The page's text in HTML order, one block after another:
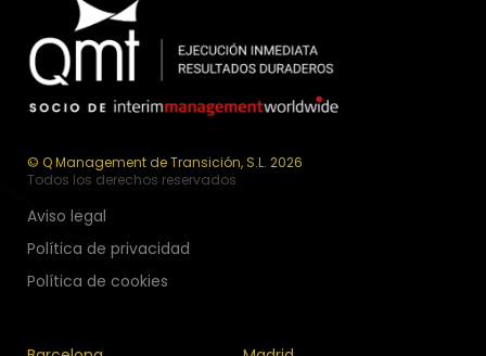
© Q Management de Transición, S.L. 2026
Todos los derechos reservados
Aviso legal
Política de privacidad
Política de cookies